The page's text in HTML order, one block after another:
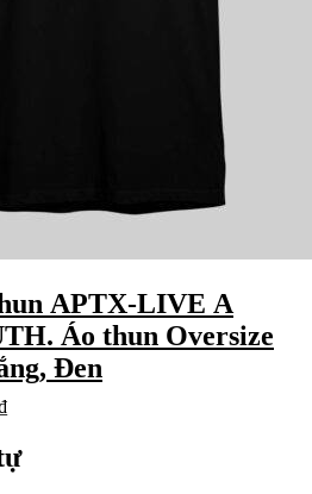
APTX-LIVE A
Áo thun Oversize
Đen